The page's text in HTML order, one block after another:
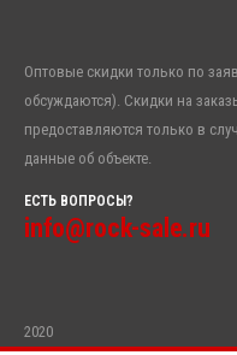
Оптовые скидки только по
обсуждаются). Скидки на
предоставляются только в
данные об объекте.
ЕСТЬ ВОПРОСЫ?
info@rock-sale.ru
2020